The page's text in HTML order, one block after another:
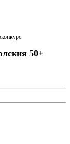
50+